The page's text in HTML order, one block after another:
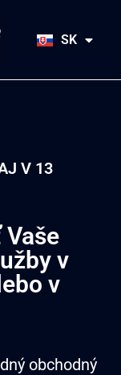
SK
JA
V 13
v
v
obchodný